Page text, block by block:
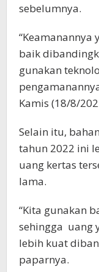
sebelumnya.
“Keamanannya
baik
gunakan
Kamis (18/8/
Selain itu,
tahun 2022 ini
uang kertas
lama.
“Kita gunakan
sehingga uang
lebih kuat
paparnya.